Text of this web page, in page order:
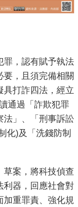
罪，認有賦予執法
要，且須完備相關
具打詐四法，經立
通過「詐欺犯罪
法」、「刑事訴訟
化)及「洗錢防制
草案，將科技偵查
利器，回應社會對
重罪責、強化規